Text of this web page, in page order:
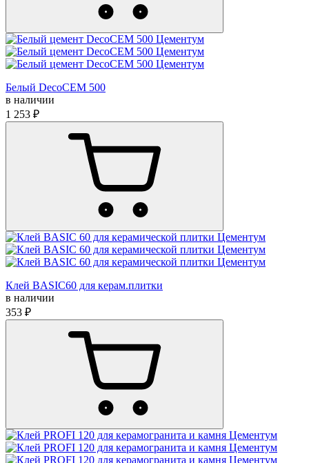
Белый DecoCEM 500
в наличии
1 253 ₽
Клей BASIC60 для керам.плитки
в наличии
353 ₽